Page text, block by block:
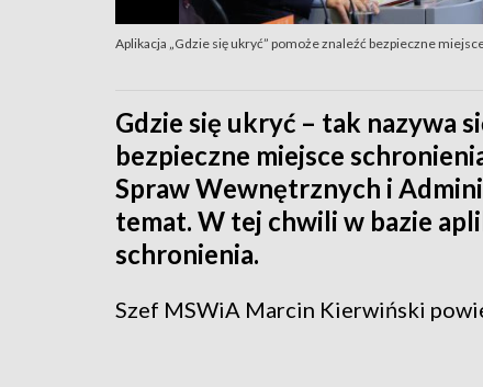
Aplikacja „Gdzie się ukryć” pomoże znaleźć bezpieczne
Gdzie się ukryć – tak nazywa
bezpieczne miejsce
Spraw Wewnętrznych i
temat. W tej chwili w bazie
schronienia.
Szef MSWiA Marcin Kierwiński